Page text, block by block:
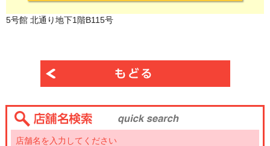
5号館 北通り地下1階B115号
店舗名を入力してください